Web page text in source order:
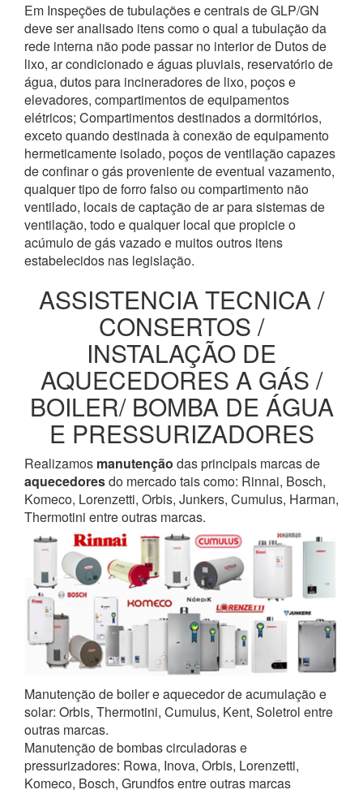
Em Inspeções de tubulações e centrais de GLP/GN
deve ser analisado itens como o qual a tubulação da
rede interna não pode passar no interior de Dutos de
lixo, ar condicionado e águas pluviais, reservatório de
água, dutos para incineradores de lixo, poços e
elevadores, compartimentos de equipamentos
elétricos; Compartimentos destinados a dormitórios,
exceto quando destinada à conexão de equipamento
hermeticamente isolado, poços de ventilação capazes
de confinar o gás proveniente de eventual vazamento,
qualquer tipo de forro falso ou compartimento não
ventilado, locais de captação de ar para sistemas de
ventilação, todo e qualquer local que propicie o
acúmulo de gás vazado e muitos outros itens
estabelecidos nas legislação.
ASSISTENCIA TECNICA /
CONSERTOS /
INSTALAÇÃO DE
AQUECEDORES A GÁS /
BOILER/ BOMBA DE ÁGUA
E PRESSURIZADORES
Realizamos manutenção das principais marcas de
aquecedoresdo mercado tais como: Rinnai, Bosch,
Komeco, Lorenzetti, Orbis, Junkers, Cumulus, Harman,
Thermotini entre outras marcas.
Manutenção de boiler e aquecedor de acumulação e
solar: Orbis, Thermotini, Cumulus, Kent, Soletrol entre
outras marcas.
Manutenção de bombas circuladoras e
pressurizadores: Rowa, Inova, Orbis, Lorenzetti,
Komeco, Bosch, Grundfos entre outras marcas